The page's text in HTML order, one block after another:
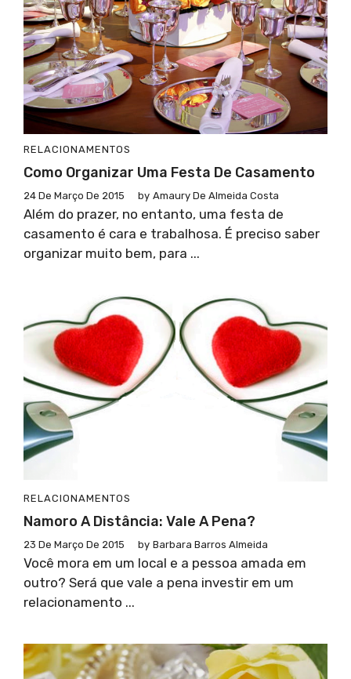
RELACIONAMENTOS
Como Organizar Uma Festa De Casamento
24 De Março De 2015 by Amaury De Almeida Costa
Além do prazer, no entanto, uma festa de
casamento é cara e trabalhosa. É preciso saber
organizar muito bem, para ...
RELACIONAMENTOS
Namoro A Distância: Vale A Pena?
23 De Março De 2015 by Barbara Barros Almeida
Você mora em um local e a pessoa amada em
outro? Será que vale a pena investir em um
relacionamento ...